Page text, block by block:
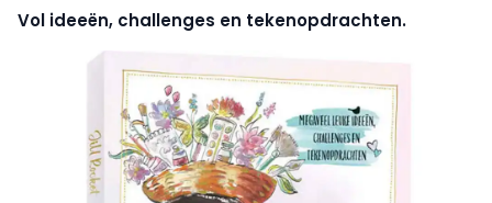
Vol ideeën, challenges en tekenopdrachten.